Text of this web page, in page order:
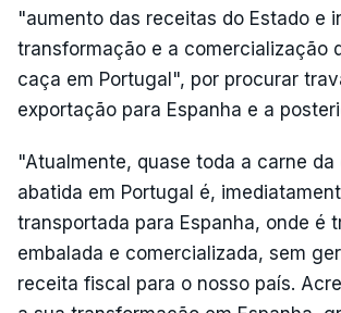
"aumento das receitas do Estado e
transformação e a comercialização
caça em Portugal", por procurar
exportação para Espanha e a
"Atualmente, quase toda a carne
abatida em Portugal é,
transportada para Espanha, onde é
embalada e comercializada, sem
receita fiscal para o nosso país.